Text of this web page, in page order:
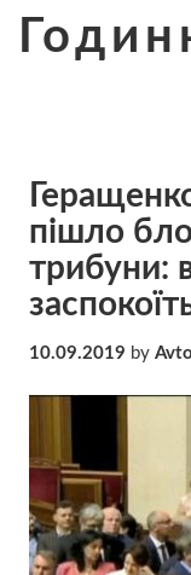
пішло
трибуни:
10.09.2019 by